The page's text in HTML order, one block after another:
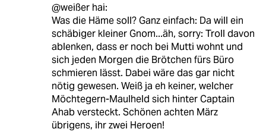
@weißer hai:
Was die Häme soll? Ganz einfach: Da will ein
schäbiger kleiner Gnom...äh, sorry: Troll davon
ablenken, dass er noch bei Mutti wohnt und
sich jeden Morgen die Brötchen fürs Büro
schmieren lässt. Dabei wäre das gar nicht
nötig gewesen. Weiß ja eh keiner, welcher
Möchtegern-Maulheld sich hinter Captain
Ahab versteckt. Schönen achten März
übrigens, ihr zwei Heroen!